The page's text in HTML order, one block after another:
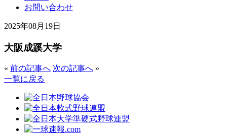
お問い合わせ
2025年08月19日
大阪成蹊大学
« 前の記事へ 次の記事へ »
一覧に戻る